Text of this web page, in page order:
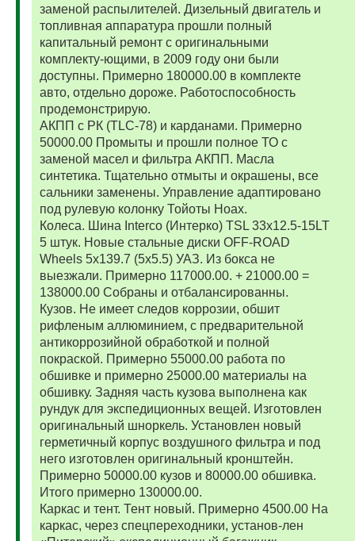
заменой распылителей. Дизельный двигатель и
топливная аппаратура прошли полный
капитальный ремонт с оригинальными
комплекту-ющими, в 2009 году они были
доступны. Примерно 180000.00 в комплекте
авто, отдельно дороже. Работоспособность
продемонстрирую.
АКПП с РК (TLC-78) и карданами. Примерно
50000.00 Промыты и прошли полное ТО с
заменой масел и фильтра АКПП. Масла
синтетика. Тщательно отмыты и окрашены, все
сальники заменены. Управление адаптировано
под рулевую колонку Тойоты Ноах.
Колеса. Шина Interco (Интерко) TSL 33x12.5-15LT
5 штук. Новые стальные диски OFF-ROAD
Wheels 5x139.7 (5x5.5) УАЗ. Из бокса не
выезжали. Примерно 117000.00. + 21000.00 =
138000.00 Собраны и отбалансированны.
Кузов. Не имеет следов коррозии, обшит
рифленым аллюминием, с предварительной
антикоррозийной обработкой и полной
покраской. Примерно 55000.00 работа по
обшивке и примерно 25000.00 материалы на
обшивку. Задняя часть кузова выполнена как
рундук для экспедиционных вещей. Изготовлен
оригинальный шноркель. Установлен новый
герметичный корпус воздушного фильтра и под
него изготовлен оригинальный кронштейн.
Примерно 50000.00 кузов и 80000.00 обшивка.
Итого примерно 130000.00.
Каркас и тент. Тент новый. Примерно 4500.00 На
каркас, через спецпереходники, установ-лен